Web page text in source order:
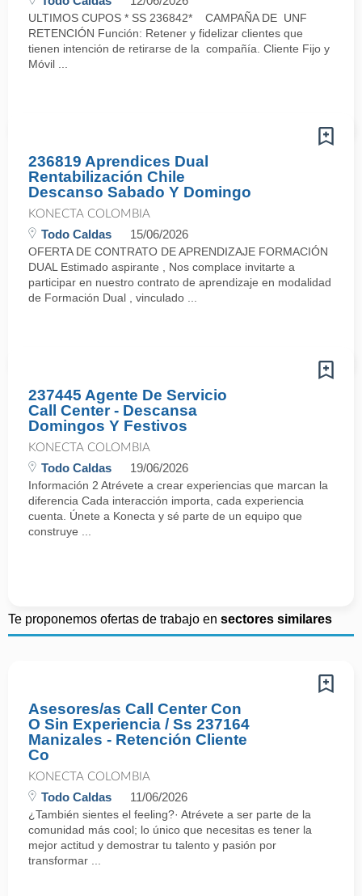
ULTIMOS CUPOS * SS 236842* CAMPAÑA DE UNF
RETENCIÓN Función: Retener y fidelizar clientes que
tienen intención de retirarse de la compañía. Cliente Fijo y
Móvil ...
236819 Aprendices Dual
Rentabilización Chile
Descanso Sabado Y Domingo
KONECTA COLOMBIA
Todo Caldas 15/06/2026
OFERTA DE CONTRATO DE APRENDIZAJE FORMACIÓN
DUAL Estimado aspirante , Nos complace invitarte a
participar en nuestro contrato de aprendizaje en modalidad
de Formación Dual , vinculado ...
237445 Agente De Servicio
Call Center - Descansa
Domingos Y Festivos
KONECTA COLOMBIA
Todo Caldas 19/06/2026
Información 2 Atrévete a crear experiencias que marcan la
diferencia Cada interacción importa, cada experiencia
cuenta. Únete a Konecta y sé parte de un equipo que
construye ...
Te proponemos ofertas de trabajo en sectores similares
Asesores/as Call Center Con
O Sin Experiencia / Ss 237164
Manizales - Retención Cliente
Co
KONECTA COLOMBIA
Todo Caldas 11/06/2026
¿También sientes el feeling?· Atrévete a ser parte de la
comunidad más cool; lo único que necesitas es tener la
mejor actitud y demostrar tu talento y pasión por
transformar ...